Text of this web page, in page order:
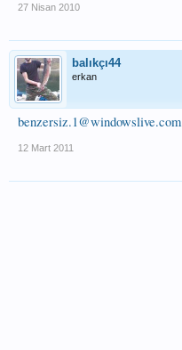
27 Nisan 2010
balıkçı44
erkan
benzersiz.1@windowslive.com
12 Mart 2011